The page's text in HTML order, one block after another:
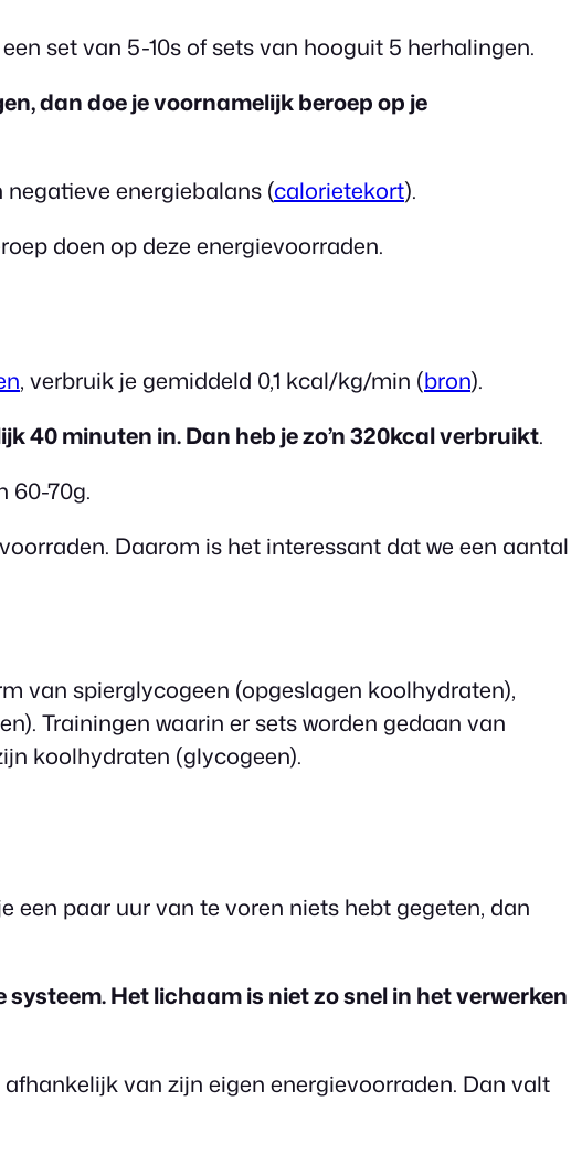
set van 5-10s of sets van hooguit 5 herhalingen.
dan doe je voornamelijk beroep op je
energiebalans (calorietekort).
doen op deze energievoorraden.
, verbruik je gemiddeld 0,1 kcal/kg/min (bron).
40 minuten in. Dan heb je zo’n 320kcal verbruikt.
60-70g.
Daarom is het interessant dat we een aantal
van spierglycogeen (opgeslagen koolhydraten),
Trainingen waarin er sets worden gedaan van
koolhydraten (glycogeen).
een paar uur van te voren niets hebt gegeten, dan
Het lichaam is niet zo snel in het verwerken
van zijn eigen energievoorraden. Dan valt